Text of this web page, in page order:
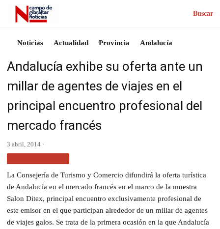
Buscar
Noticias Actualidad Provincia Andalucía
Andalucía exhibe su oferta ante un
millar de agentes de viajes en el
principal encuentro profesional del
mercado francés
3 abril, 2014 ·
La Consejería de Turismo y Comercio difundirá la oferta turística
de Andalucía en el mercado francés en el marco de la muestra
Salon Ditex, principal encuentro exclusivamente profesional de
este emisor en el que participan alrededor de un millar de agentes
de viajes galos. Se trata de la primera ocasión en la que Andalucía